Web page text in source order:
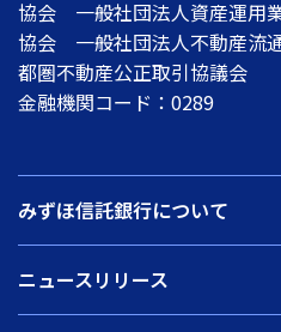
協会 一般社団法人資産運用
協会 一般社団法人不動産流
都圏不動産公正取引協議会
金融機関コード：0289
みずほ信託銀行について
ニュースリリース